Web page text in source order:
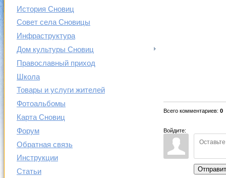
История Сновиц
Совет села Сновицы
Инфраструктура
Дом культуры Сновиц
Православный приход
Школа
Товары и услуги жителей
Фотоальбомы
Карта Сновиц
Форум
Обратная связь
Инструкции
Статьи
Всего комментариев: 0
Войдите: